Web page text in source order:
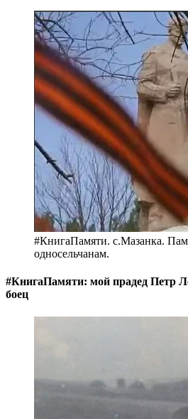
#КнигаПамяти. с.Мазанка.
односельчанам.
#КнигаПамяти: мой прадед Петр
боец